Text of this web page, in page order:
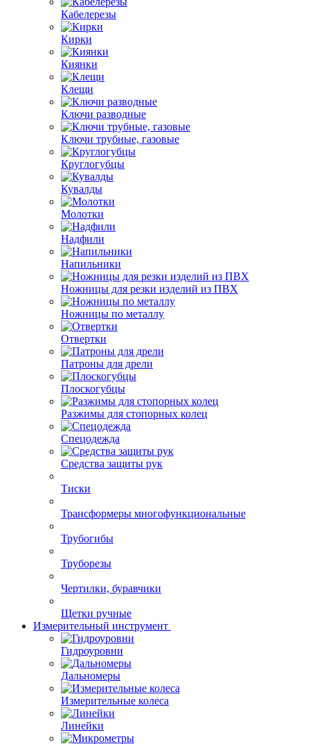
Кабелерезы
Кирки
Киянки
Клещи
Ключи разводные
Ключи трубные, газовые
Круглогубцы
Кувалды
Молотки
Надфили
Напильники
Ножницы для резки изделий из ПВХ
Ножницы по металлу
Отвертки
Патроны для дрели
Плоскогубцы
Разжимы для стопорных колец
Спецодежда
Средства защиты рук
Тиски
Трансформеры многофункциональные
Трубогибы
Труборезы
Чертилки, буравчики
Щетки ручные
Измерительный инструмент
Гидроуровни
Дальномеры
Измерительные колеса
Линейки